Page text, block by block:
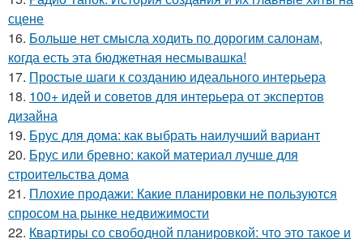
сцене
16. Больше нет смысла ходить по дорогим салонам,
когда есть эта бюджетная несмывашка!
17. Простые шаги к созданию идеального интерьера
18. 100+ идей и советов для интерьера от экспертов
дизайна
19. Брус для дома: как выбрать наилучший вариант
20. Брус или бревно: какой материал лучше для
строительства дома
21. Плохие продажи: Какие планировки не пользуются
спросом на рынке недвижимости
22. Квартиры со свободной планировкой: что это такое и